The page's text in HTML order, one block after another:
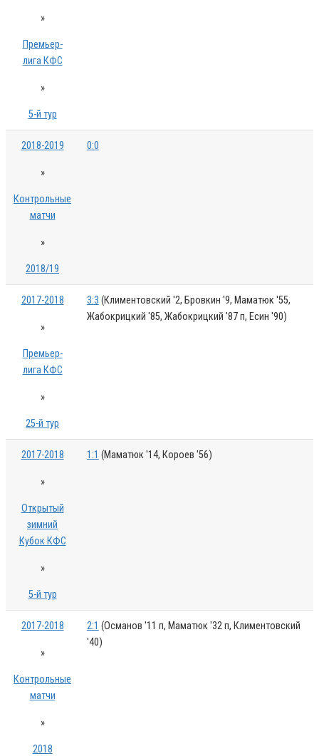
»
Премьер-
лига КФС
»
5-й тур
2018-2019
»
Контрольные
матчи
»
2018/19
0:0
2017-2018
»
Премьер-
лига КФС
»
25-й тур
3:3 (Климентовский '2, Бровкин '9, Маматюк '55,
Жабокрицкий '85, Жабокрицкий '87 п, Есин '90)
2017-2018
»
Открытый
зимний
Кубок КФС
»
5-й тур
1:1 (Маматюк '14, Короев '56)
2017-2018
»
Контрольные
матчи
»
2018
2:1 (Османов '11 п, Маматюк '32 п, Климентовский
'40)